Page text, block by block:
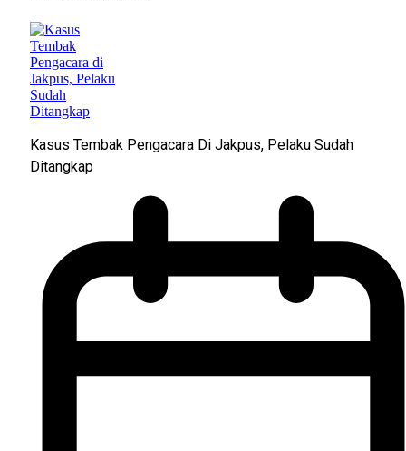
Kasus Tembak Pengacara Di Jakpus, Pelaku Sudah
Ditangkap